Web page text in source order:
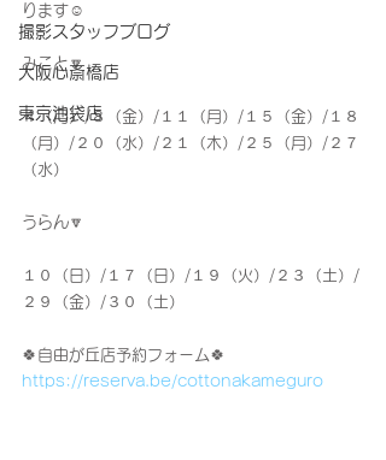
撮影スタッフブログ
大阪心斎橋店
東京池袋店
ります☺️
みこと🔽
４（月）/８（金）/１１（月）/１５（金）/１８
（月）/２０（水）/２１（木）/２５（月）/２７
（水）
うらん🔽
１０（日）/１７（日）/１９（火）/２３（土）/
２９（金）/３０（土）
🍀自由が丘店予約フォーム🍀
https://reserva.be/cottonakameguro